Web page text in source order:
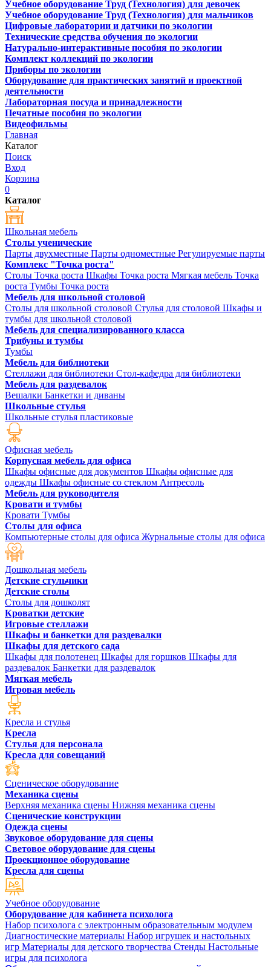
Учебное оборудование Труд (Технология) для девочек
Учебное оборудование Труд (Технология) для мальчиков
Цифровые лаборатории и датчики по экологии
Технические средства обучения по экологии
Натурально-интерактивные пособия по экологии
Комплект коллекций по экологии
Приборы по экологии
Оборудование для практических занятий и проектной
деятельности
Лабораторная посуда и принадлежности
Печатные пособия по экологии
Видеофильмы
Главная
Каталог
Поиск
Вход
Корзина
0
Каталог
Школьная мебель
Столы ученические
Парты двухместные Парты одноместные Регулируемые парты
Комплекс "Точка роста"
Столы Точка роста Шкафы Точка роста Мягкая мебель Точка
роста Тумбы Точка роста
Мебель для школьной столовой
Столы для школьной столовой Стулья для столовой Шкафы и
тумбы для школьной столовой
Мебель для специализированного класса
Трибуны и тумбы
Тумбы
Мебель для библиотеки
Стеллажи для библиотеки Стол-кафедра для библиотеки
Мебель для раздевалок
Вешалки Банкетки и диваны
Школьные стулья
Школьные стулья пластиковые
Офисная мебель
Корпусная мебель для офиса
Шкафы офисные для документов Шкафы офисные для
одежды Шкафы офисные со стеклом Антресоль
Мебель для руководителя
Кровати и тумбы
Кровати Тумбы
Столы для офиса
Компьютерные столы для офиса Журнальные столы для офиса
Дошкольная мебель
Детские стульчики
Детские столы
Столы для дошколят
Кроватки детские
Игровые стеллажи
Шкафы и банкетки для раздевалки
Шкафы для детского сада
Шкафы для полотенец Шкафы для горшков Шкафы для
раздевалок Банкетки для раздевалок
Мягкая мебель
Игровая мебель
Кресла и стулья
Кресла
Стулья для персонала
Кресла для совещаний
Сценическое оборудование
Механика сцены
Верхняя механика сцены Нижняя механика сцены
Сценические конструкции
Одежда сцены
Звуковое оборудование для сцены
Световое оборудование для сцены
Проекционное оборудование
Кресла для сцены
Учебное оборудование
Оборудование для кабинета психолога
Набор психолога с электронным образовательным модулем
Диагностические материалы Набор игрушек и настольных
игр Материалы для детского творчества Стенды Настольные
игры для психолога